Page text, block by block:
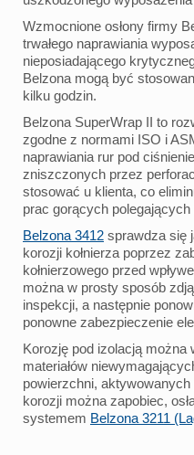
Wzmocnione osłony firmy
trwałego naprawiania
nieposiadającego
Belzona mogą być
kilku godzin.
Belzona SuperWrap II to
zgodne z normami ISO i
naprawiania rur pod
zniszczonych przez
stosować u klienta, co
prac gorących
Belzona 3412 sprawdza się
korozji kołnierza poprzez
kołnierzowego przed
można w prosty sposób
inspekcji, a następnie
ponowne zabezpieczenie
Korozję pod izolacją
materiałów
powierzchni, aktywowanych
korozji można zapobiec,
systemem Belzona 3211